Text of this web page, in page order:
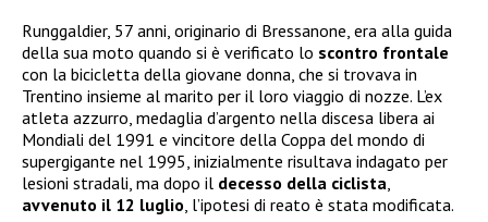
Runggaldier, 57 anni, originario di Bressanone, era alla guida
della sua moto quando si è verificato lo scontro frontale
con la bicicletta della giovane donna, che si trovava in
Trentino insieme al marito per il loro viaggio di nozze. L’ex
atleta azzurro, medaglia d’argento nella discesa libera ai
Mondiali del 1991 e vincitore della Coppa del mondo di
supergigante nel 1995, inizialmente risultava indagato per
lesioni stradali, ma dopo il decesso della ciclista
avvenuto il 12 luglio , l’ipotesi di reato è stata modificata.